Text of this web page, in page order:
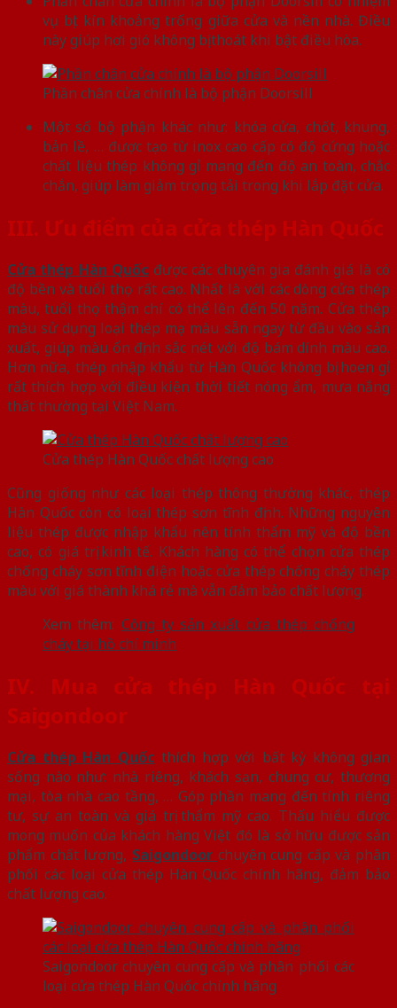
vụ bịt kín khoảng trống giữa cửa và nền nhà. Điều
này giúp hơi gió không bị thoát khi bật điều hòa.
Phần chân cửa chính là bộ phận Doorsill
Một số bộ phận khác như: khóa cửa, chốt, khung,
bản lề, … được tạo từ inox cao cấp có độ cứng hoặc
chất liệu thép không gỉ mang đến độ an toàn, chắc
chắn, giúp làm giảm trọng tải trong khi lắp đặt cửa.
III. Ưu điểm của cửa thép Hàn Quốc
Cửa thép Hàn Quốc được các chuyên gia đánh giá là có
độ bền và tuổi thọ rất cao. Nhất là với các dòng cửa thép
màu, tuổi thọ thậm chí có thể lên đến 50 năm. Cửa thép
màu sử dụng loại thép mạ màu sẵn ngay từ đầu vào sản
xuất, giúp màu ổn định sắc nét với độ bám dính màu cao.
Hơn nữa, thép nhập khẩu từ Hàn Quốc không bị hoen gỉ
rất thích hợp với điều kiện thời tiết nóng ẩm, mưa nắng
thất thường tại Việt Nam.
Cửa thép Hàn Quốc chất lượng cao
Cũng giống như các loại thép thông thường khác, thép
Hàn Quốc còn có loại thép sơn tĩnh định. Những nguyên
liệu thép được nhập khẩu nên tính thẩm mỹ và độ bền
cao, có giá trị kinh tế. Khách hàng có thể chọn cửa thép
chống cháy sơn tĩnh điện hoặc cửa thép chống cháy thép
màu với giá thành khá rẻ mà vẫn đảm bảo chất lượng.
Xem thêm: Công ty sản xuất cửa thép chống
cháy tại hồ chí minh
IV. Mua cửa thép Hàn Quốc tại
Saigondoor
Cửa thép Hàn Quốc thích hợp với bất kỳ không gian
sống nào như: nhà riêng, khách sạn, chung cư, thương
mại, tòa nhà cao tầng, … Góp phần mang đến tính riêng
tư, sự an toàn và giá trị thẩm mỹ cao. Thấu hiểu được
mong muốn của khách hàng Việt đó là sở hữu được sản
phẩm chất lượng, Saigondoor chuyên cung cấp và phân
phối các loại cửa thép Hàn Quốc chính hãng, đảm bảo
chất lượng cao.
Saigondoor chuyên cung cấp và phân phối các
loại cửa thép Hàn Quốc chính hãng